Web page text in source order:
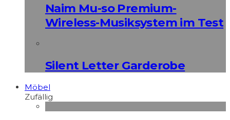
Naim Mu-so Premium-
Wireless-Musiksystem im Test
Silent Letter Garderobe
Möbel
Zufällig